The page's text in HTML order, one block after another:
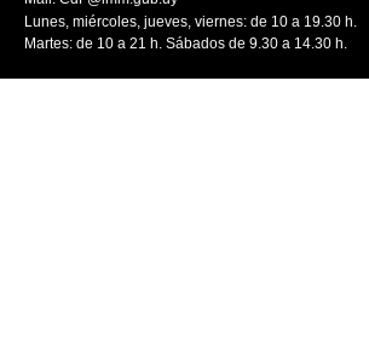
Lunes, miércoles, jueves, viernes: de 10 a 19.30 h.
Martes: de 10 a 21 h. Sábados de 9.30 a 14.30 h.